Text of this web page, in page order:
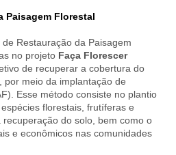
Paisagem Florestal
Restauração da Paisagem
no projeto Faça Florescer
de recuperar a cobertura do
meio da implantação de
Esse método consiste no plantio
florestais, frutíferas e
do solo, bem como o
e econômicos nas comunidades